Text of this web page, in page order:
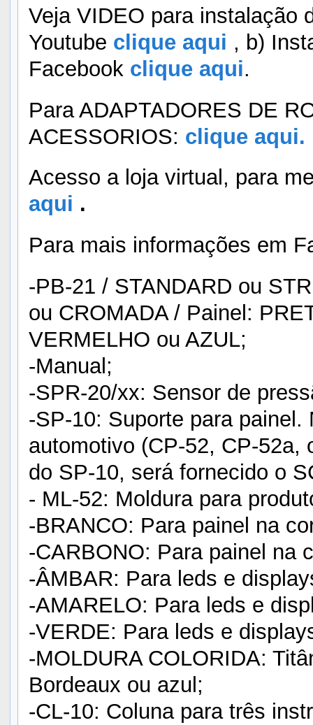
Veja VIDEO para instalação
Youtube clique aqui , b)
Facebook clique aqui.
Para ADAPTADORES DE
ACESSORIOS: clique aqui.
Acesso a loja virtual, para
aqui .
Para mais informações em
-PB-21 / STANDARD ou
ou CROMADA / Painel:
VERMELHO ou AZUL;
-Manual;
-SPR-20/xx: Sensor de
-SP-10: Suporte para
automotivo (CP-52, CP-52a,
do SP-10, será fornecido o
- ML-52: Moldura para
-BRANCO: Para painel na
-CARBONO: Para painel na
-ÂMBAR: Para leds e
-AMARELO: Para leds e
-VERDE: Para leds e
-MOLDURA COLORIDA:
Bordeaux ou azul;
-CL-10: Coluna para três